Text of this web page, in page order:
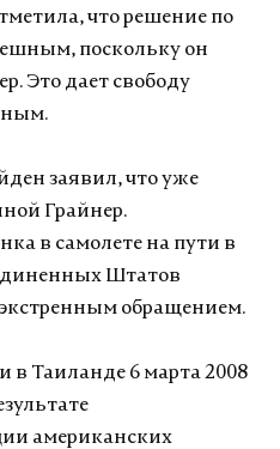
что решение по
поскольку он
Это дает свободу
заявил, что уже
Грайнер.
в самолете на пути в
Штатов
обращением.
в Таиланде 6 марта 2008
американских